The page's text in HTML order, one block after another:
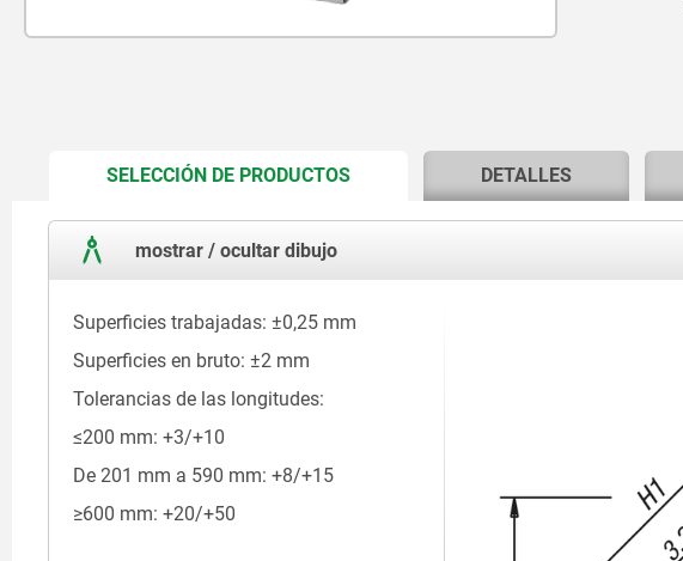
SELECCIÓN DE PRODUCTOSCURRENT
DETALLES
mostrar / ocultar dibujo
Superficies trabajadas: ±0,25 mm
Superficies en bruto: ±2 mm
Tolerancias de las longitudes:
≤200 mm: +3/+10
De 201 mm a 590 mm: +8/+15
≥600 mm: +20/+50